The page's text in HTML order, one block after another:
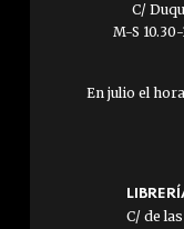
C/
M-S
En julio el
C/ de